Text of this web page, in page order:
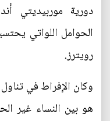
دورية موربيديتي
الحوامل اللواتي
رويترز.
وكان الإفراط في
هو بين النساء غير